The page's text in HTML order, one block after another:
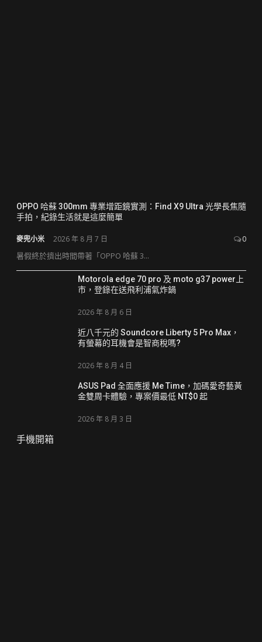
OPPO 哈蘇 300mm 專業增距鏡實測：Find X9 Ultra 光學長焦隨
手拍，紀錄生活就是這麼簡單
麥兜小米 2026 年 8 月 7 日 0
暑假終於擠出時間帶著「OPPO 哈蘇 3...
Motorola edge 70 pro 及 moto g37 power上
市，登錄在送飛利浦氣炸鍋
2026 年 8 月 6 日
近八千元的 Soundcore Liberty 5 Pro Max，
有螢幕的耳機會是智商稅嗎?
2026 年 8 月 4 日
ASUS Pad 全面應援 Me Time，加碼愛奇藝黃
金雙周卡體驗，專案價最低 NT$0 起
2026 年 8 月 3 日
手機開箱